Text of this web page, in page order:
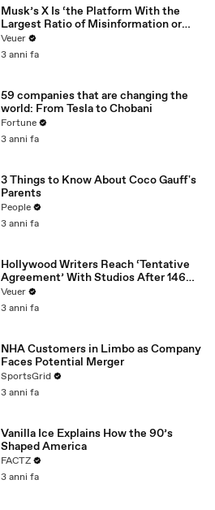
Musk’s X Is ‘the Platform With the
Largest Ratio of Misinformation or
Disinformation’ Amongst All Social
Media Platforms
Veuer
3 anni fa
59 companies that are changing the
world: From Tesla to Chobani
Fortune
3 anni fa
3 Things to Know About Coco Gauff's
Parents
People
3 anni fa
Hollywood Writers Reach ‘Tentative
Agreement’ With Studios After 146
Day Strike
Veuer
3 anni fa
NHA Customers in Limbo as Company
Faces Potential Merger
SportsGrid
3 anni fa
Vanilla Ice Explains How the 90’s
Shaped America
FACTZ
3 anni fa